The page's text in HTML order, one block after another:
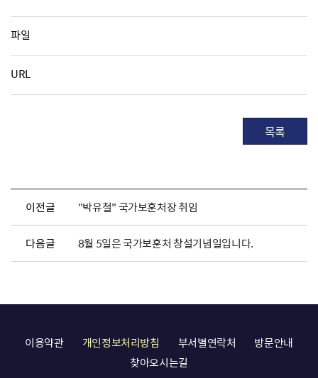
파일
URL
목록
이전글 "박유철" 국가보훈처장 취임
다음글 8월 5일은 국가보훈처 창설기념일입니다.
이용약관 개인정보처리방침 부서별연락처
방문안내
찾아오시는길